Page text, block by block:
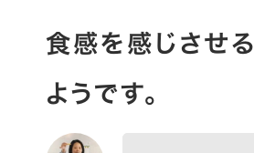
食感を感じさせ
ようです。